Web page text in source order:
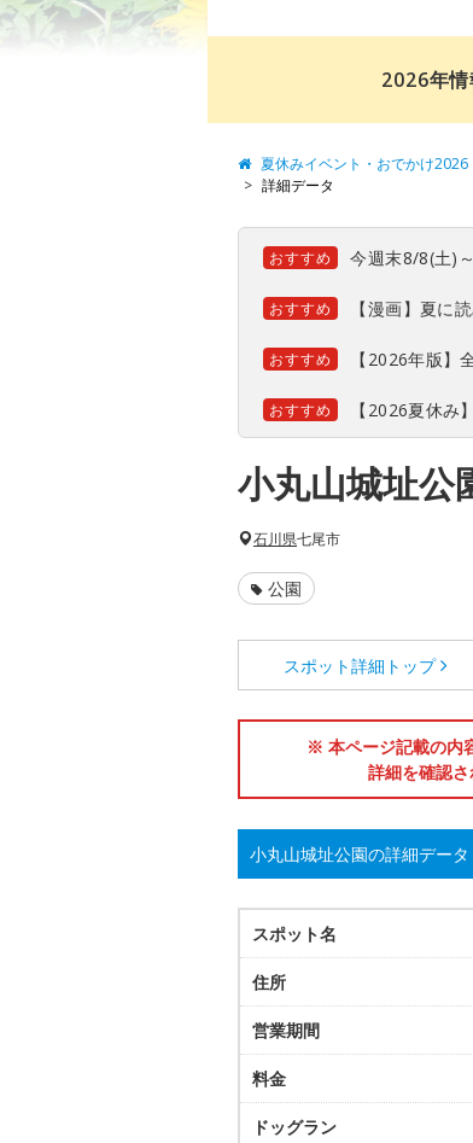
2026年
夏休みイベント・おでかけ2026
詳細データ
おすすめ 今週末8/8(土)
おすすめ 【漫画】夏に
おすすめ 【2026年版】
おすすめ 【2026夏休み
小丸山城址公
石川県七尾市
公園
スポット詳細 トップ
※ 本ページ記載の内
詳細を確認
小丸山城址公園の詳細データ
スポット名
住所
営業期間
料金
ドッグラン